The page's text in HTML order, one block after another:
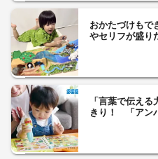
おかたづけもで
やセリフが盛
「言葉で伝え
きり！ 「アン